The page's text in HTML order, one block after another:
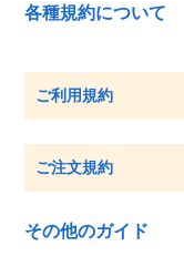
各種規約について
ご利用規約
ご注文規約
その他のガイド